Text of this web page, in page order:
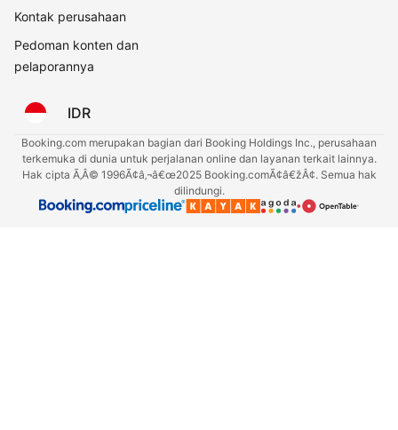
Kontak perusahaan
Pedoman konten dan
pelaporannya
IDR
Booking.com merupakan bagian dari Booking Holdings Inc., perusahaan
terkemuka di dunia untuk perjalanan online dan layanan terkait lainnya.
Hak cipta Ã‚Â© 1996Ã¢â‚¬â€œ2025 Booking.comÃ¢â€žÂ¢. Semua hak
dilindungi.